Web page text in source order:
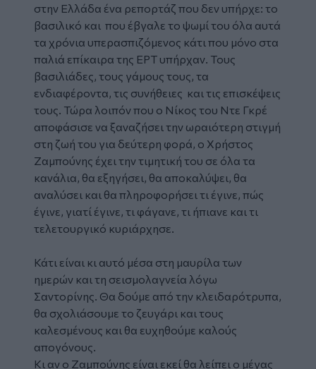
στην Ελλάδα ένα ρεπορτάζ που δεν υπήρχε: το
βασιλικό και που έβγαλε το ψωμί του όλα αυτά
τα χρόνια υπερασπιζόμενος κάτι που μόνο στα
παλιά επίκαιρα της ΕΡΤ υπήρχαν. Τους
βασιλιάδες, τους γάμους τους, τα
ενδιαφέροντα, τις συνήθειες και τις επισκέψεις
τους. Τώρα λοιπόν που ο Νίκος του Ντε Γκρέ
αποφάσισε να ξαναζήσει την ωραιότερη στιγμή
στη ζωή του για δεύτερη φορά, ο Χρήστος
Ζαμπούνης έχει την τιμητική του σε όλα τα
κανάλια, θα εξηγήσει, θα αποκαλύψει, θα
αναλύσει και θα πληροφορήσει τι έγινε, πώς
έγινε, γιατί έγινε, τι φάγανε, τι ήπιανε και τι
τελετουργικό κυριάρχησε.
Κάτι είναι κι αυτό μέσα στη μαυρίλα των
ημερών και τη σεισμολαγνεία λόγω
Σαντορίνης. Θα δούμε από την κλειδαρότρυπα,
θα σχολιάσουμε το ζευγάρι και τους
καλεσμένους και θα ευχηθούμε καλούς
απογόνους.
Κι αν ο Ζαμπούνης είναι εκεί θα λείπει ο μέγας